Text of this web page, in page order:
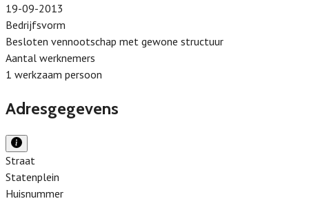
19-09-2013
Bedrijfsvorm
Besloten vennootschap met gewone structuur
Aantal werknemers
1 werkzaam persoon
Adresgegevens
Straat
Statenplein
Huisnummer